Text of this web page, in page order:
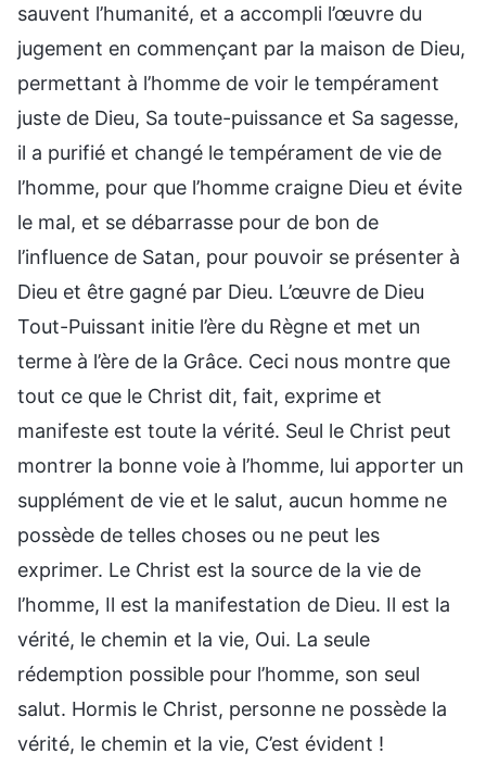
sauvent l’humanité, et a accompli l’œuvre du
jugement en commençant par la maison de Dieu,
permettant à l’homme de voir le tempérament
juste de Dieu, Sa toute-puissance et Sa sagesse,
il a purifié et changé le tempérament de vie de
l’homme, pour que l’homme craigne Dieu et évite
le mal, et se débarrasse pour de bon de
l’influence de Satan, pour pouvoir se présenter à
Dieu et être gagné par Dieu. L’œuvre de Dieu
Tout-Puissant initie l’ère du Règne et met un
terme à l’ère de la Grâce. Ceci nous montre que
tout ce que le Christ dit, fait, exprime et
manifeste est toute la vérité. Seul le Christ peut
montrer la bonne voie à l’homme, lui apporter un
supplément de vie et le salut, aucun homme ne
possède de telles choses ou ne peut les
exprimer. Le Christ est la source de la vie de
l’homme, Il est la manifestation de Dieu. Il est la
vérité, le chemin et la vie, Oui. La seule
rédemption possible pour l’homme, son seul
salut. Hormis le Christ, personne ne possède la
vérité, le chemin et la vie, C’est évident !